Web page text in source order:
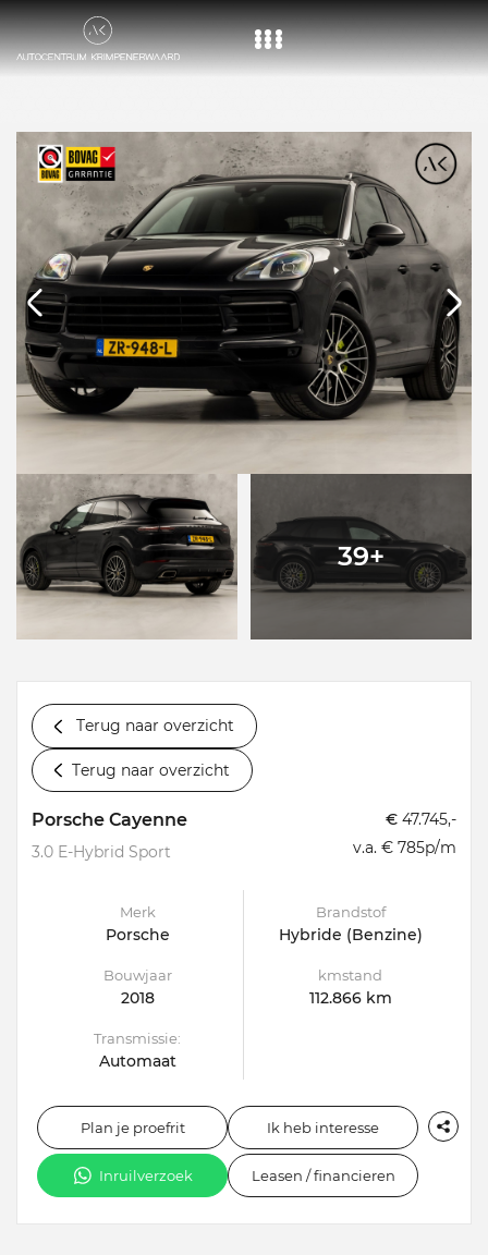
Aanbod
Diensten
Over ons
Vacature
Contact
39+
Terug naar overzicht
Terug naar overzicht
Porsche Cayenne
3.0 E-Hybrid Sport
€ 47.745,-
v.a. € 785p/m
Merk
Porsche
Brandstof
Hybride (Benzine)
Bouwjaar
2018
kmstand
112.866 km
Transmissie:
Automaat
Plan je proefrit Ik heb interesse
Inruilverzoek Leasen / financieren